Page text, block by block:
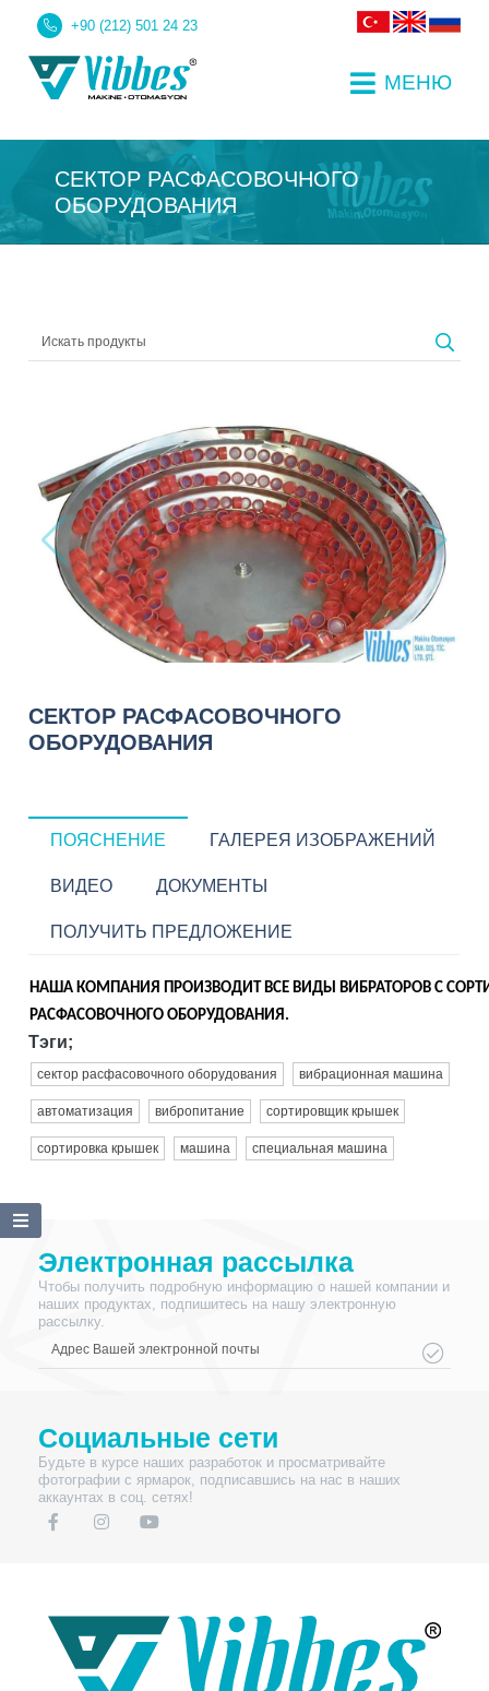
+90 (212) 501 24 23
МЕНЮ
СЕКТОР РАСФАСОВОЧНОГО
ОБОРУДОВАНИЯ
СЕКТОР РАСФАСОВОЧНОГО
ОБОРУДОВАНИЯ
ПОЯСНЕНИЕ ГАЛЕРЕЯ ИЗОБРАЖЕНИЙ
ВИДЕО ДОКУМЕНТЫ
ПОЛУЧИТЬ ПРЕДЛОЖЕНИЕ
НАША КОМПАНИЯ ПРОИЗВОДИТ ВСЕ ВИДЫ ВИБРАТОРОВ С
РАСФАСОВОЧНОГО ОБОРУДОВАНИЯ.
Тэги;
сектор расфасовочного оборудования вибрационная машина
автоматизация вибропитание сортировщик крышек
сортировка крышек машина специальная машина
Электронная рассылка
Чтобы получить подробную информацию о нашей компании и
наших продуктах, подпишитесь на нашу электронную
рассылку.
Социальные сети
Будьте в курсе наших разработок и просматривайте
фотографии с ярмарок, подписавшись на нас в наших
аккаунтах в соц. сетях!